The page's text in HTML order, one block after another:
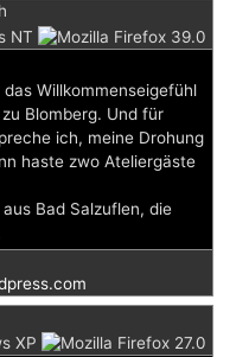
Willkommenseigefühl
Blomberg. Und für
ich, meine Drohung
haste zwo Ateliergäste
Bad Salzuflen, die